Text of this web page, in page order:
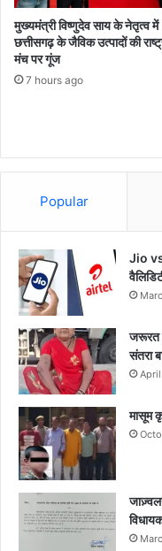
मुख्यमंत्री विष्णुदेव साय के नेतृत्व में
छत्तीसगढ़ के जैविक उत्पादों की
मंच पर गूंज
7 hours ago
Popular
Jio vs
जरूरत
संतरा
मासूम